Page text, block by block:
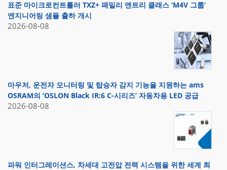
표준 마이크로컨트롤러 TXZ+ 패밀리 엔트리 클래스 ‘M4V 그룹’
엔지니어링 샘플 출하 개시
2026-08-08
마우저, 운전자 모니터링 및 탑승자 감지 기능을 지원하는 ams
OSRAM의 ‘OSLON Black IR:6 C-시리즈’ 자동차용 LED 공급
2026-08-08
파워 인터그레이션스, 차세대 고전압 전력 시스템을 위한 세계 최